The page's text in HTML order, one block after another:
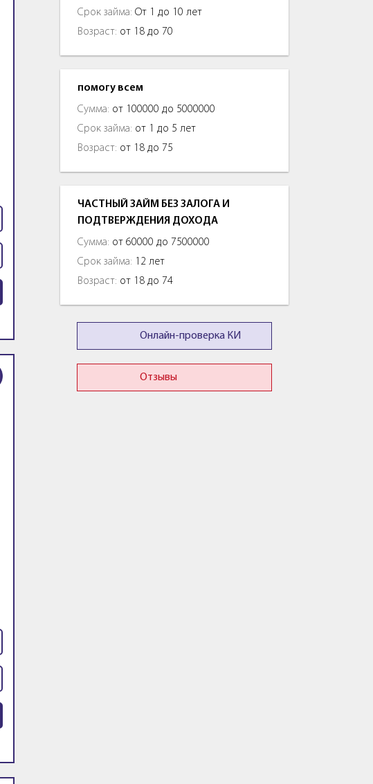
Срок займа: От 1 до 10 лет
Возраст: от 18 до 70
помогу всем
Сумма: от 100000 до 5000000
Срок займа: от 1 до 5 лет
Возраст: от 18 до 75
ЧАСТНЫЙ ЗАЙМ БЕЗ ЗАЛОГА И
ПОДТВЕРЖДЕНИЯ ДОХОДА
Сумма: от 60000 до 7500000
Срок займа: 12 лет
Возраст: от 18 до 74
Онлайн-проверка КИ
Отзывы